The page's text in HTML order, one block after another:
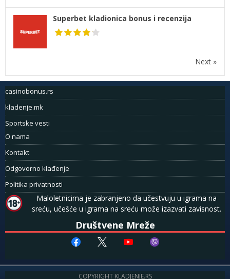
Superbet kladionica bonus i recenzija
Next »
casinobonus.rs
kladenje.mk
Sportske vesti
O nama
Kontakt
Odgovorno klađenje
Politika privatnosti
Maloletnicima je zabranjeno da učestvuju u igrama na
sreću, učešće u igrama na sreću može izazvati zavisnost.
Društvene Mreže
COPYRIGHT KLADJENJE.RS